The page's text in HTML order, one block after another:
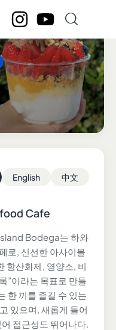
English 中文
Cafe
Bodega는 하와
로, 신선한 아사이볼
항산화제, 영양소, 비
”이라는 목표로 만들
한 끼를 즐길 수 있는
있으며, 새롭게 들어
접근성도 뛰어나다.